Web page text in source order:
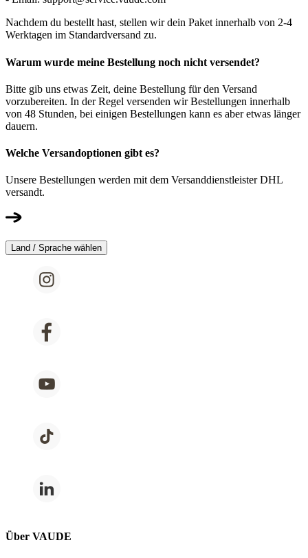
Nachdem du bestellt hast, stellen wir dein Paket innerhalb von 2-4
Werktagen im Standardversand zu.
Warum wurde meine Bestellung noch nicht versendet?
Bitte gib uns etwas Zeit, deine Bestellung für den Versand
vorzubereiten. In der Regel versenden wir Bestellungen innerhalb
von 48 Stunden, bei einigen Bestellungen kann es aber etwas länger
dauern.
Welche Versandoptionen gibt es?
Unsere Bestellungen werden mit dem Versanddienstleister DHL
versandt.
Land / Sprache wählen
Über VAUDE